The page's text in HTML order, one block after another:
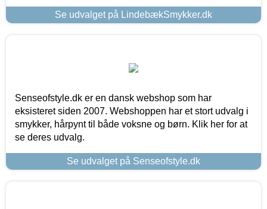
Se udvalget på LindebækSmykker.dk
Senseofstyle.dk er en dansk webshop som har
eksisteret siden 2007. Webshoppen har et stort udvalg i
smykker, hårpynt til både voksne og børn. Klik her for at
se deres udvalg.
Se udvalget på Senseofstyle.dk